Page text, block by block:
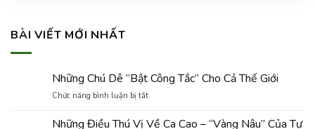
BÀI VIẾT MỚI NHẤT
Những Chú Dê “Bật Công Tắc” Cho Cả Thế Giới
Chức năng bình luận bị tắtở
Chú
Những Điều Thú Vị Về Ca Cao – “Vàng Nâu” Của Tự